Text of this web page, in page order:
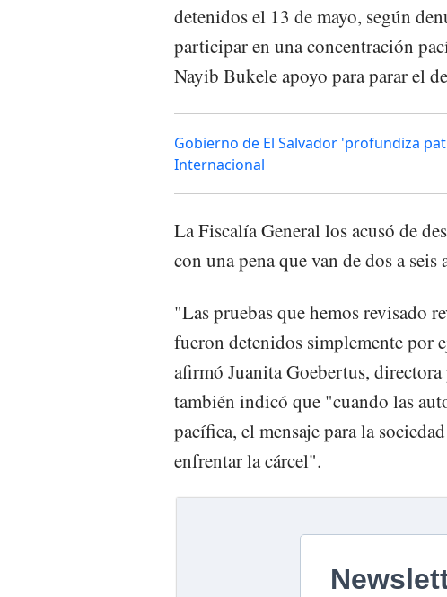
detenidos el 13 de mayo, según
participar en una concentración
Nayib Bukele apoyo para parar el
Gobierno de El Salvador 'profundiza
Internacional
La Fiscalía General los acusó de
con una pena que van de dos a seis
"Las pruebas que hemos revisado
fueron detenidos simplemente por
afirmó Juanita Goebertus,
también indicó que "cuando las
pacífica, el mensaje para la
enfrentar la cárcel".